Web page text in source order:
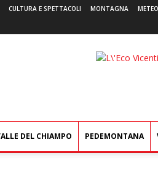
CULTURA E SPETTACOLI MONTAGNA METEO
L'Eco
DEL CHIAMPO PEDEMONTANA